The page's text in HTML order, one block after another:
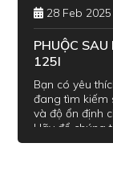
28 Feb 2025
PHUỘC
125I
Bạn có yêu
đang tìm kiếm
và độ ổn định
Hãy để chúng
Honda Wave/